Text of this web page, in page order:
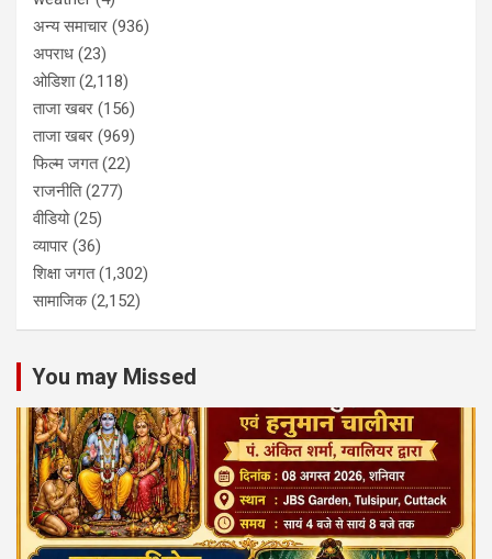
अन्य समाचार (936)
अपराध (23)
ओडिशा(2,118)
ताजा खबर (156)
ताजा खबर (969)
फिल्म जगत(22)
राजनीति(277)
वीडियो(25)
व्यापार (36)
शिक्षा जगत(1,302)
सामाजिक(2,152)
You may Missed